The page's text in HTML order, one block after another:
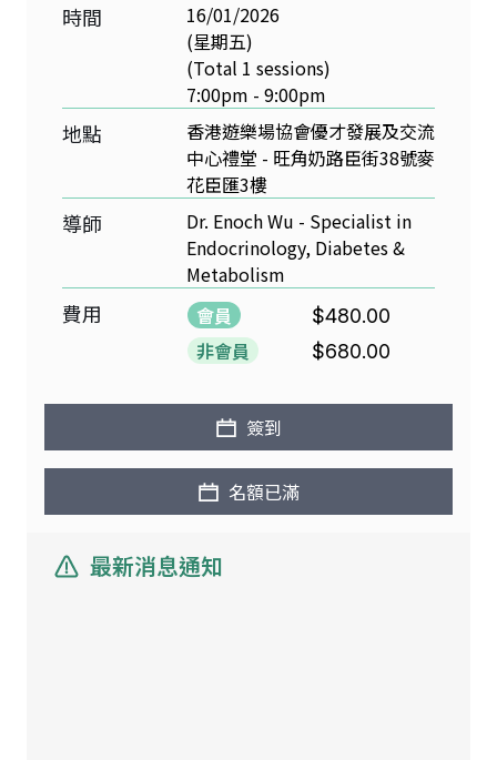
時間
16/01/2026
(星期五)
(Total 1 sessions)
7:00pm - 9:00pm
地點
香港遊樂場協會優才發展及交流
中心禮堂 - 旺角奶路臣街38號麥
花臣匯3樓
導師
Dr. Enoch Wu - Specialist in
Endocrinology, Diabetes &
Metabolism
費用 會員 $480.00
非會員 $680.00
簽到
名額已滿
最新消息通知